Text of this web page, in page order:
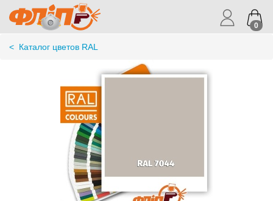
0
< Каталог цветов RAL